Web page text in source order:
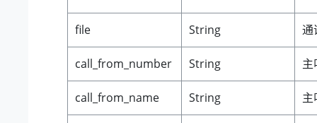
file String 通
call_from_number String 主
call_from_name String 主